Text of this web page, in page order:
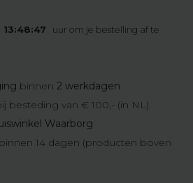
13:48:46
uur om je bestelling af te
binnen 2 werkdagen
besteding van € 100,- (in NL)
Waarborg
binnen 14 dagen (producten boven